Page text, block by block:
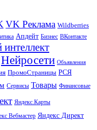
VK Реклама Wildberries
Апдейт Бизнес ВКонтакте
Нейросети Объявления
ПромоСтраницы РСЯ
Сервисы Товары Финансовые
Яндекс.Карты
Вебмастер Яндекс Директ